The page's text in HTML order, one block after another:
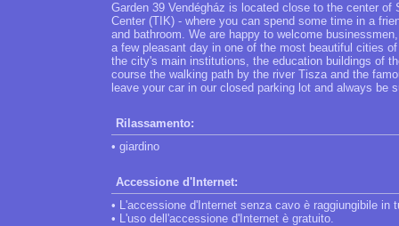
Garden 39 Vendégház is located close to the center
Center (TIK) - where you can spend some time in a
and bathroom. We are happy to welcome
a few pleasant day in one of the most beautiful cities
the city's main institutions, the education buildings of
course the walking path by the river Tisza and the
leave your car in our closed parking lot and always be
Rilassamento:
• giardino
Accessione d'Internet:
• L'accessione d'Internet senza cavo è raggiungibile in
• L'uso dell'accessione d'Internet è gratuito.